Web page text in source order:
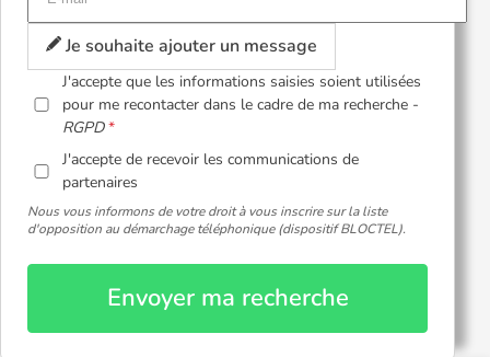
Je souhaite ajouter un message
J'accepte que les informations saisies soient utilisées
pour me recontacter dans le cadre de ma recherche -
RGPD
J'accepte de recevoir les communications de
partenaires
Nous vous informons de votre droit à vous inscrire sur la liste
d'opposition au démarchage téléphonique (dispositif BLOCTEL).
Envoyer ma recherche